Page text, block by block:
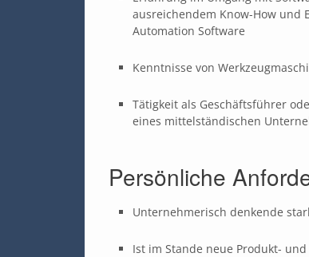
ausreichendem Know-How und
Automation Software
Kenntnisse von
Tätigkeit als Geschäftsführer
eines mittelständischen
Persönliche
Unternehmerisch denkende
Ist im Stande neue Produkt-